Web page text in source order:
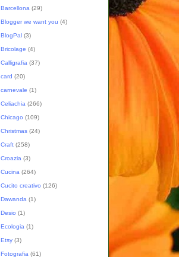
Barcellona (29)
Blogger we want you (4)
BlogPal (3)
Bricolage (4)
Calligrafia (37)
card (20)
carnevale (1)
Celiachia (266)
Chicago (109)
Christmas (24)
Craft (258)
Croazia (3)
Cucina (264)
Cucito creativo (126)
Dawanda (1)
Desio (1)
Ecologia (1)
Etsy (3)
Fotografia (61)